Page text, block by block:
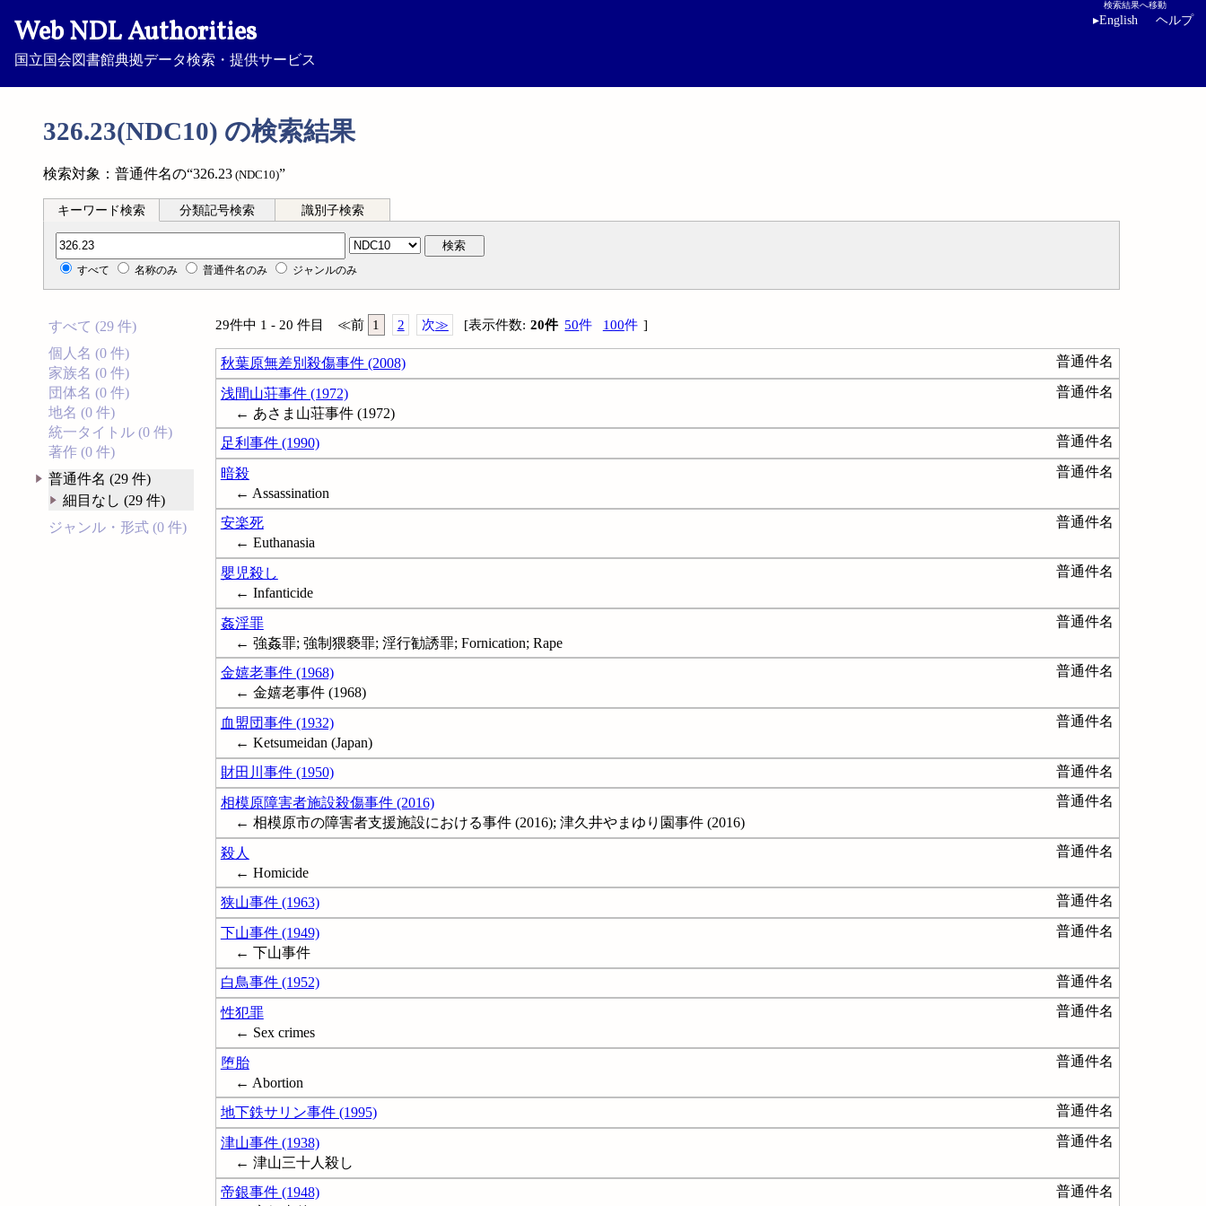
Web NDL Authorities
国立国会図書館典拠データ検索・提供サービス
検索結果へ移動
▸English ヘルプ
326.23(NDC10) の検索結果
検索対象：普通件名の“326.23 (NDC10)”
キーワード検索 分類記号検索 識別子検索
分類記号検索 検索
すべて 名称のみ 普通件名のみ ジャンルのみ
すべて (29 件)
個人名 (0 件)
家族名 (0 件)
団体名 (0 件)
地名 (0 件)
統一タイトル (0 件)
著作 (0 件)
普通件名 (29 件)
細目なし (29 件)
ジャンル・形式 (0 件)
29件中 1 - 20 件目 ≪前 1 2 次≫ [表示件数: 20件 50件 100件 ]
秋葉原無差別殺傷事件 (2008) 普通件名
浅間山荘事件 (1972)
普通件名
← あさま山荘事件 (1972)
足利事件 (1990)
普通件名
暗殺
普通件名
← Assassination
安楽死
普通件名
← Euthanasia
嬰児殺し
普通件名
← Infanticide
姦淫罪
普通件名
← 強姦罪; 強制猥褻罪; 淫行勧誘罪; Fornication; Rape
金嬉老事件 (1968)
普通件名
← 金嬉老事件 (1968)
血盟団事件 (1932)
普通件名
← Ketsumeidan (Japan)
財田川事件 (1950)
普通件名
相模原障害者施設殺傷事件 (2016)
普通件名
← 相模原市の障害者支援施設における事件 (2016); 津久井やまゆり園事件 (2016)
殺人
普通件名
← Homicide
狭山事件 (1963)
普通件名
下山事件 (1949)
普通件名
← 下山事件
白鳥事件 (1952)
普通件名
性犯罪
普通件名
← Sex crimes
堕胎
普通件名
← Abortion
地下鉄サリン事件 (1995)
普通件名
津山事件 (1938)
普通件名
← 津山三十人殺し
帝銀事件 (1948)
普通件名